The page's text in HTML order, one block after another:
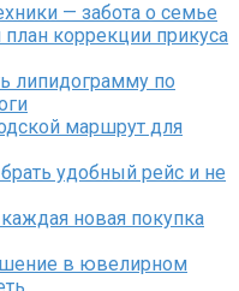
— забота о семье
план коррекции прикуса
липидограмму по
маршрут для
удобный рейс и не
новая покупка
в ювелирном